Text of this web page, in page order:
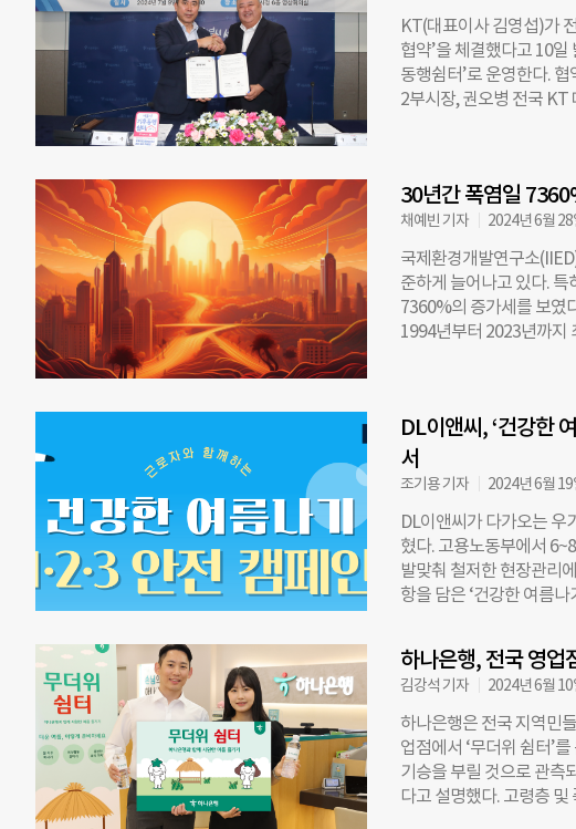
와 적절한 처벌이 필요하
노동자 “건설 현장은 근
옆에서 건설 노동자는 온
가 있지만, 현실적으로
정 수준을 넘기면 노동자
따랐는데 징계가 떨어졌
김지수 배달노동자 “폭우
KT(대표이사 김영섭)가
협약’을 체결했다고 10
동행쉼터’로 운영한다.
2부시장, 권오병 전국 KT
불편을 해소하기 위해 KT
동행쉼터로 지정한 것이
든 지정된 서울 시내 KT
는 쉼터에 방문한 시민
매장은 시민들이 쉽게 알
는 모바일 ‘서울안전누리
을 공지할 예정이다. 서울
터로서 기능할 수 있도록
스터머부문장 부사장은
30년간 폭염일
채예빈 기자 2024년 6월 28
국제환경개발연구소
준하게 늘어나고 있다.
7360%의 증가세를 보였
1994년부터 2023년까지
이다.(2004년~2013년
서울은 30년 동안 더운
를 부에노스아이레스
으로 기온이 35를 넘기기
포했다. 이에 IIED는 폭염
그늘진 곳에서 일할 수
한 건물 및 공공 인프라
다고 언급했다. 터커 랜즈
조치를 취하지 않은 이유
DL이앤씨, ‘건강한
서
조기용 기자 2024년 6월 19
DL이앤씨가 다가오는 우
혔다. 고용노동부에서
발맞춰 철저한 현장관리
항을 담은 ‘건강한 여름
타임 시간을 운영해 현장
이 저하되는 3시에는 시
한다. DL이앤씨는 캠페인
우∙태풍 시 현장 안전관
든 현장에서 주 1회 이상
속적인 지원 및 점검을 진
화를 위해 노력하고 있다
하나은행, 전국 영업
김강석 기자 2024년 6월 10
하나은행은 전국 지역민
업점에서 ‘무더위 쉼터’
기승을 부릴 것으로 관측
다고 설명했다. 고령층